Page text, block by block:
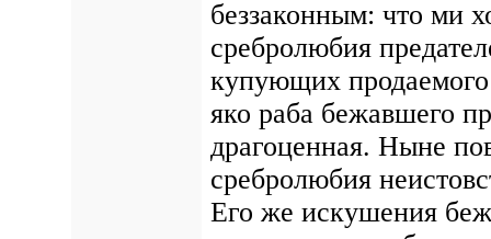
беззаконным: что ми
сребролюбия
купующих продаемого
яко раба бежавшего
драгоценная. Ныне
сребролюбия
Его же искушения